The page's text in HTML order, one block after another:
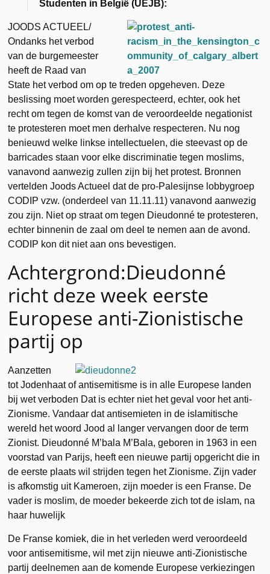
Studenten in België (UEJB):
JOODS ACTUEEL/
Ondanks het verbod
van de burgemeester
heeft de Raad van
State het verbod om op te treden opgeheven. Deze
beslissing moet worden gerespecteerd, echter, ook het
recht om tegen de komst van de veroordeelde negationist
te protesteren moet men derhalve respecteren. Nu nog
benieuwd welke linkse intellectuelen, die steevast op de
barricades staan voor elke discriminatie tegen moslims,
vanavond aanwezig zullen zijn bij het protest. Bronnen
vertelden Joods Actueel dat de pro-Palesijnse lobbygroep
CODIP vzw. (onderdeel van 11.11.11) vanavond aanwezig
zou zijn. Niet op straat om tegen Dieudonné te protesteren,
echter binnenin de zaal om deel te nemen aan de avond.
CODIP kon dit niet aan ons bevestigen.
Achtergrond:Dieudonné
richt deze week eerste
Europese anti-Zionistische
partij op
Aanzetten
tot Jodenhaat of antisemitisme is in alle Europese landen
bij wet verboden Dat is echter niet het geval voor het anti-
Zionisme. Vandaar dat antisemieten in de islamitische
wereld het woord Jood al langer vervangen door de term
Zionist. Dieudonné M’bala M’Bala, geboren in 1963 in een
voorstad van Parijs, heeft een nieuwe partij opgericht die in
de eerste plaats wil strijden tegen het Zionisme. Zijn vader
is afkomstig uit Kameroen, zijn moeder is een Franse. De
vader is moslim, de moeder bekeerde zich tot de islam, na
haar huwelijk
De Franse komiek, die in het verleden werd veroordeeld
voor antisemitisme, wil met zijn nieuwe anti-Zionistische
partij deelnemen aan de komende Europese verkiezingen